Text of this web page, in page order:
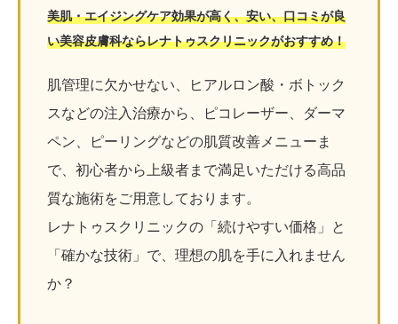
美肌・エイジングケア効果が高く、安い、口コミが良
い美容皮膚科ならレナトゥスクリニックがおすすめ！
肌管理に欠かせない、ヒアルロン酸・ボトック
スなどの注入治療から、ピコレーザー、ダーマ
ペン、ピーリングなどの肌質改善メニューま
で、初心者から上級者まで満足いただける高品
質な施術をご用意しております。
レナトゥスクリニックの「続けやすい価格」と
「確かな技術」で、理想の肌を手に入れません
か？